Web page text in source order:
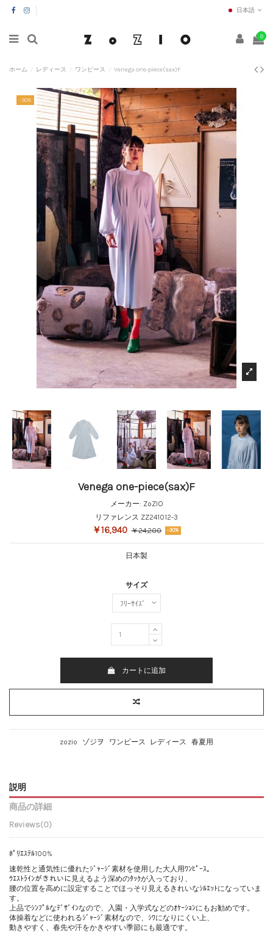
日本語
0
ホーム レディース ワンピース Venega one-piece(sax)F
-30%
Venega one-piece(sax)F
メーカー: ZoZIO
リファレンス ZZ241012-3
￥16,940 ￥24,200 -30%
日本製
サイズ
カートに追加
zozio ゾジヲ ワンピース レディース 春夏用
説明
商品の詳細
Reviews(0)
ﾎﾟﾘｴｽﾃﾙ100%
速乾性と通気性に優れたｼﾞｬｰｼﾞ素材を使用した大人用ﾜﾝﾋﾟｰｽ。
ｳｴｽﾄﾗｲﾝがきれいに見えるよう深めのﾀｯｸが入っており、
腰の位置を高めに設定することでほっそり見えるきれいなｼﾙｴｯﾄになっていま
す。
上品でｼﾝﾌﾟﾙなﾃﾞｻﾞｲﾝなので、入園・入学式などのｵｹｰｼｮﾝにもお勧めです。
体操着などに使われるｼﾞｬｰｼﾞ素材なので、ｼﾜになりにくい上、
動きやすく、春先や汗をかきやすい季節にも最適です。